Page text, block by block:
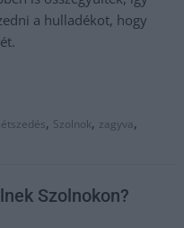
a hulladékot, hogy
, Szolnok, zagyva,
Szolnokon?